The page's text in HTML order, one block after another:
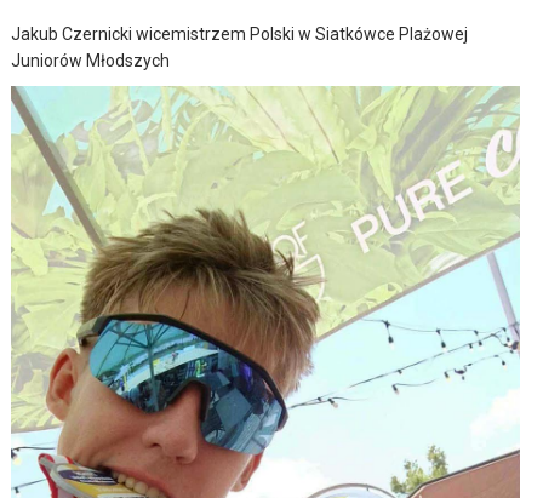
Jakub Czernicki wicemistrzem Polski w Siatkówce Plażowej
Juniorów Młodszych